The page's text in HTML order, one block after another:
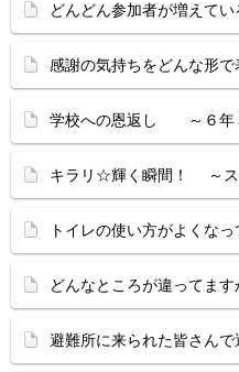
どんどん参加者が増えて
感謝の気持ちをどんな形
学校への恩返し ～６年
キラリ☆輝く瞬間！ ～ス
トイレの使い方がよくなっ
どんなところが違ってま
避難所に来られた皆さんで